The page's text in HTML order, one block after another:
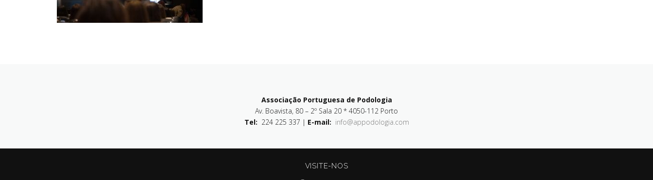
Associação Portuguesa de Podologia
Av. Boavista, 80 – 2º Sala 20 * 4050-112 Porto
Tel: 224 225 337 | E-mail: info@appodologia.com
VISITE-NOS